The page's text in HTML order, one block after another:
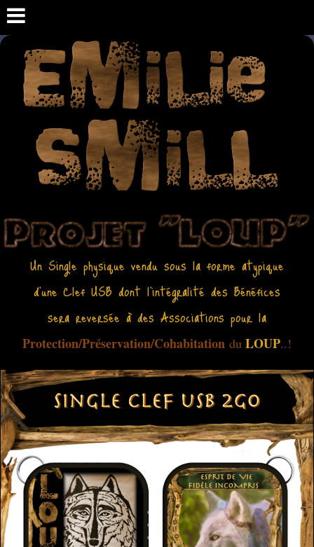
Un Single physique vendu sous la forme atypique
d'une Clef USB dont l'intégralité des Bénéfices
sera reversée à des Associations pour la
Protection/Préservation/Cohabitation du LOUP..!